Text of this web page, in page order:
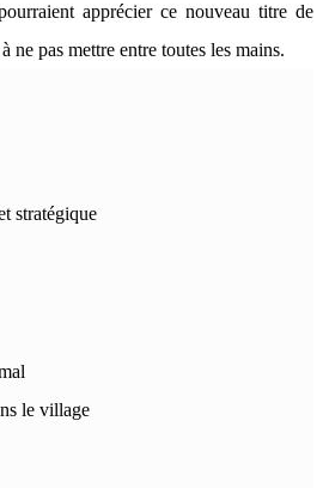
apprécier ce nouveau titre de
ne pas mettre entre toutes les mains.
stratégique
le village